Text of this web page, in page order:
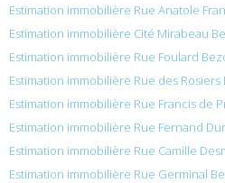
Estimation immobilière Rue Anatole
Estimation immobilière Cité Mirabeau
Estimation immobilière Rue Foulard
Estimation immobilière Rue des Rosiers
Estimation immobilière Rue Francis de
Estimation immobilière Rue Fernand
Estimation immobilière Rue Camille
Estimation immobilière Rue Germinal